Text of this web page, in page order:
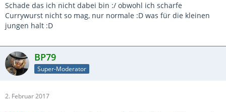
Schade das ich nicht dabei bin :/ obwohl ich scharfe
Currywurst nicht so mag, nur normale :D was für die kleinen
jungen halt :D
BP79
Super-Moderator
2. Februar 2017